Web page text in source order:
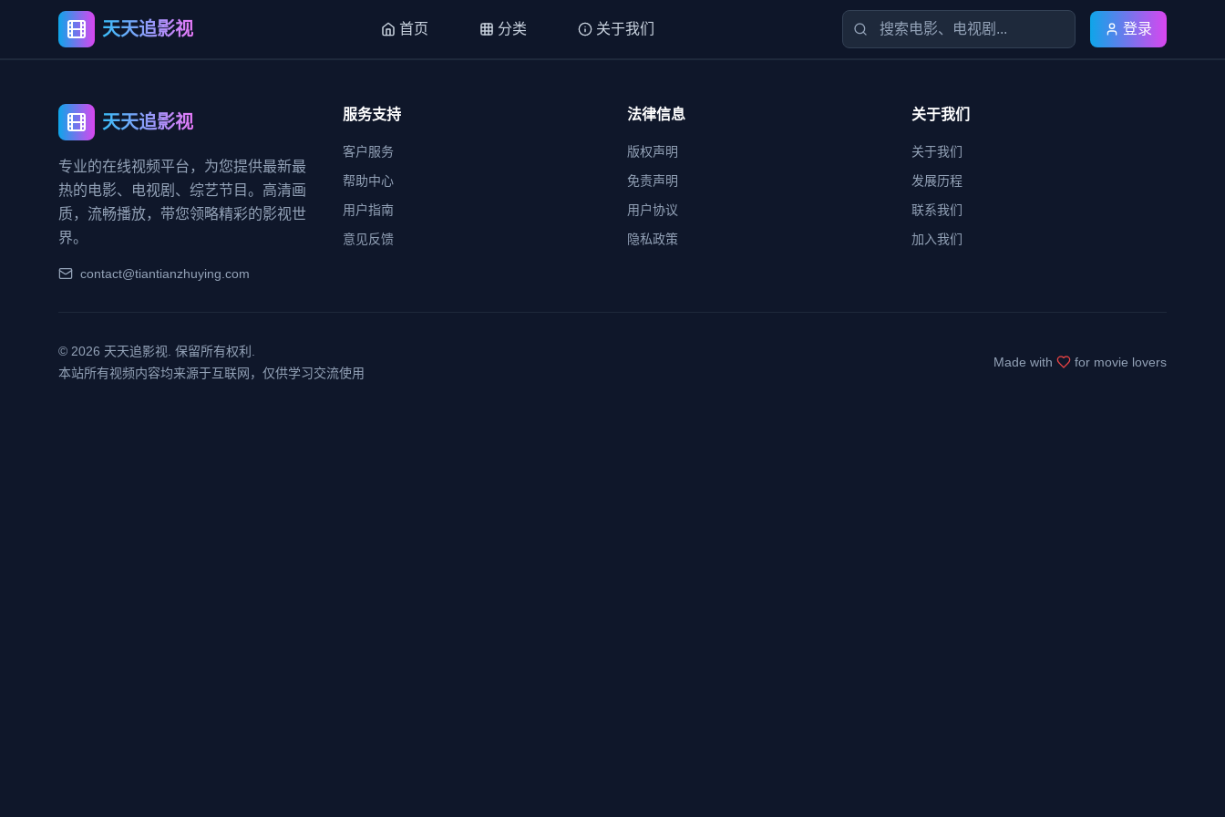
天天追影视 首页 分类 关于我们 登录
天天追影视
专业的在线视频平台，为您提供最新最
热的电影、电视剧、综艺节目。高清画
质，流畅播放，带您领略精彩的影视世
界。
contact@tiantianzhuying.com
服务支持
客户服务
帮助中心
用户指南
意见反馈
法律信息
版权声明
免责声明
用户协议
隐私政策
关于我们
关于我们
发展历程
联系我们
加入我们
© 2026 天天追影视. 保留所有权利.
本站所有视频内容均来源于互联网，仅供学习交流使用
Made with for movie lovers